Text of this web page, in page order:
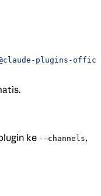
plugins-
ke --channels,